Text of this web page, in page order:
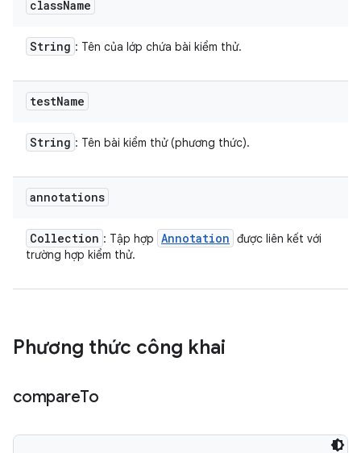
className
String : Tên của lớp chứa bài kiểm thử.
testName
String : Tên bài kiểm thử (phương thức).
annotations
Collection : Tập hợp Annotation được liên kết với
trường hợp kiểm thử.
Phương thức công khai
compareTo